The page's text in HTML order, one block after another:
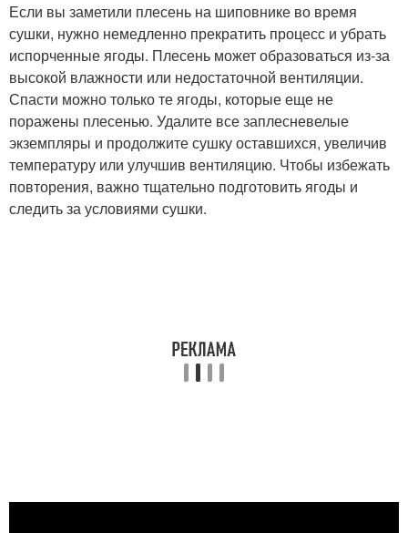
Если вы заметили плесень на шиповнике во время
сушки, нужно немедленно прекратить процесс и убрать
испорченные ягоды. Плесень может образоваться из-за
высокой влажности или недостаточной вентиляции.
Спасти можно только те ягоды, которые еще не
поражены плесенью. Удалите все заплесневелые
экземпляры и продолжите сушку оставшихся, увеличив
температуру или улучшив вентиляцию. Чтобы избежать
повторения, важно тщательно подготовить ягоды и
следить за условиями сушки.